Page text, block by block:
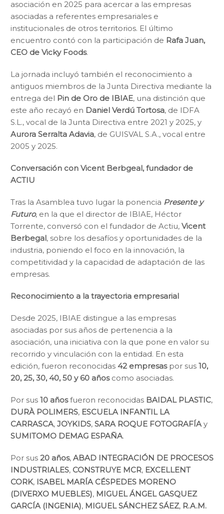
asociación en 2025 para acercar a las empresas
asociadas a referentes empresariales e
institucionales de otros territorios. El último
encuentro contó con la participación de Rafa Juan,
CEO de Vicky Foods.
La jornada incluyó también el reconocimiento a
antiguos miembros de la Junta Directiva mediante la
entrega del Pin de Oro de IBIAE, una distinción que
este año recayó en Daniel Verdú Tortosa, de IDFA
S.L., vocal de la Junta Directiva entre 2021 y 2025, y
Aurora Serralta Adavia, de GUISVAL S.A., vocal entre
2005 y 2025.
Conversación con Vicent Berbgeal, fundador de
ACTIU
Tras la Asamblea tuvo lugar la ponencia Presente y
Futuro, en la que el director de IBIAE, Héctor
Torrente, conversó con el fundador de Actiu, Vicent
Berbegal, sobre los desafíos y oportunidades de la
industria, poniendo el foco en la innovación, la
competitividad y la capacidad de adaptación de las
empresas.
Reconocimiento a la trayectoria empresarial
Desde 2025, IBIAE distingue a las empresas
asociadas por sus años de pertenencia a la
asociación, una iniciativa con la que pone en valor su
recorrido y vinculación con la entidad. En esta
edición, fueron reconocidas 42 empresaspor sus 10,
20, 25, 30, 40, 50 y 60 añoscomo asociadas.
Por sus 10 añosfueron reconocidas BAIDAL PLASTIC,
DURÀPOLIMERS, ESCUELA INFANTIL LA
CARRASCA, JOYKIDS, SARA ROQUE FOTOGRAFÍAy
SUMITOMO DEMAG ESPAÑA.
Por sus 20 años, ABAD INTEGRACIÓN DE PROCESOS
INDUSTRIALES, CONSTRUYE MCR, EXCELLENT
CORK, ISABEL MARÍA CÉSPEDES MORENO
(DIVERXO MUEBLES), MIGUEL ÁNGEL GASQUEZ
GARCÍA (INGENIA), MIGUEL SÁNCHEZ SÁEZ, R.A.M.